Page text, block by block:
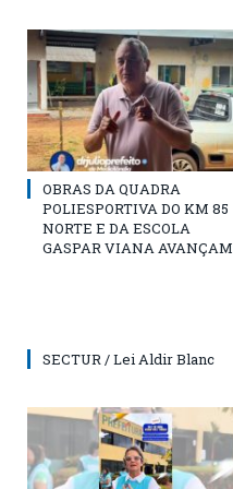
OBRAS DA QUADRA
POLIESPORTIVA DO KM 85
NORTE E DA ESCOLA
GASPAR VIANA AVANÇAM
SECTUR / Lei Aldir Blanc